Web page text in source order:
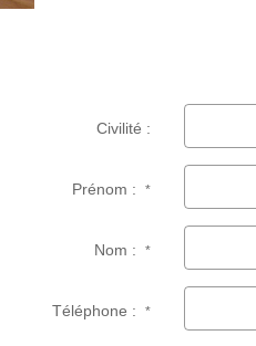
Civilité :
Prénom :*
Nom :*
Téléphone :*